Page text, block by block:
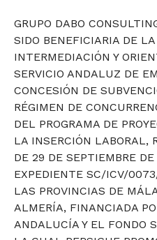
GRUPO DABO
SIDO BENEFICIARIA DE
INTERMEDIACIÓN Y
SERVICIO ANDALUZ DE
CONCESIÓN DE
RÉGIMEN DE
DEL PROGRAMA DE
LA INSERCIÓN LABORAL,
DE 29 DE SEPTIEMBRE
EXPEDIENTE SC/ICV/
LAS PROVINCIAS DE
ALMERÍA, FINANCIADA
ANDALUCÍA Y EL FONDO